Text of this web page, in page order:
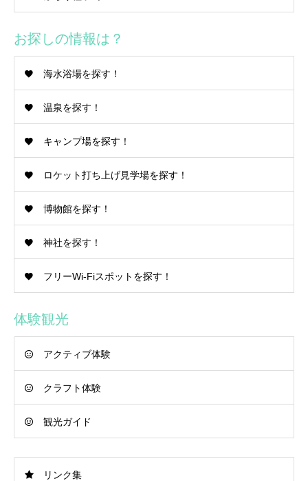
お探しの情報は？
海水浴場を探す！
温泉を探す！
キャンプ場を探す！
ロケット打ち上げ見学場を探す！
博物館を探す！
神社を探す！
フリーWi-Fiスポットを探す！
体験観光
アクティブ体験
クラフト体験
観光ガイド
リンク集